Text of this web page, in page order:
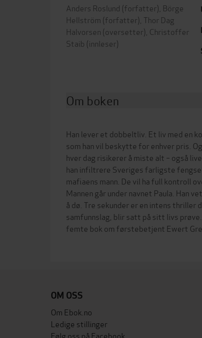
Anders Roslund (forfatter), Börge
Hellström (forfatter), Thor Dag
Halvorsen (oversetter), Christoffer
Staib (innleser)
Om boken
Han lever et dobbeltliv. Et liv med en
som han vil beskytte for enhver pris.
hver dag risikerer å miste alt – også
han infiltrere Sveriges farligste
mafiaens mann. De vil ha full kontroll
Mannen går under navnet Paula. Han
å dø. Tre sekunder er en intens thriller
samfunnslag, blir satt på sitt livs
femte bok om førstebetjent Ewert
OM OSS
Om Ebok.no
Ledige stillinger
Følg oss på Facebook